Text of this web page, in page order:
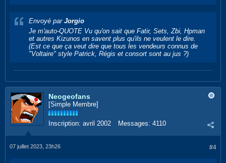
Envoyé par Jorgio
Je m'auto-QUOTE Vu qu'on sait que Fatir, Sets, Zbi, Hpman
et autres Kizunos en savent plus qu'ils ne veulent le dire.
(Est ce que ça veut dire que tous les vendeurs connus de
"Voltaire" style Patrick, Régis et consort sont au jus ?)
Neogeofans
[Simple Membre]
Inscription: avril 2002 Messages: 4110
#4
07 juillet 2023, 23h26